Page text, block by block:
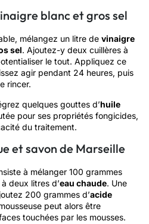
blanc et gros sel
mélangez un litre de vinaigre
sel. Ajoutez-y deux cuillères à
le tout. Appliquez ce
agir pendant 24 heures, puis
rincer.
quelques gouttes d’huile
pour ses propriétés fongicides,
du traitement.
et savon de Marseille
à mélanger 100 grammes
deux litres d’eau chaude. Une
200 grammes d’acide
peut alors être
touchées par les mousses.